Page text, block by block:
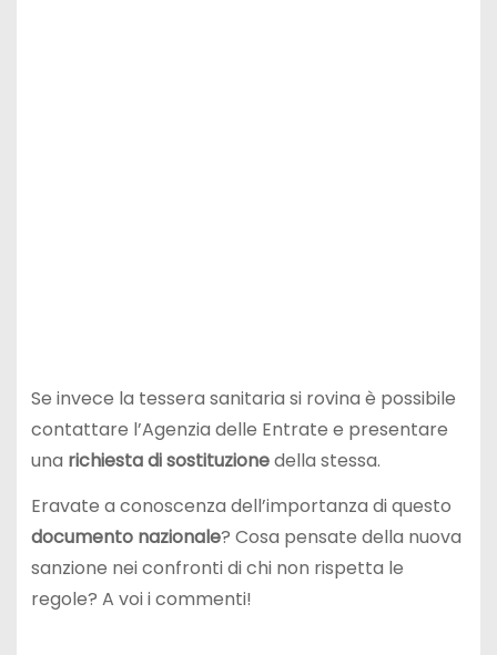
Se invece la tessera sanitaria si rovina è possibile
contattare l’Agenzia delle Entrate e presentare
una richiesta di sostituzionedella stessa.
Eravate a conoscenza dell’importanza di questo
documento nazionale? Cosa pensate della nuova
sanzione nei confronti di chi non rispetta le
regole? A voi i commenti!